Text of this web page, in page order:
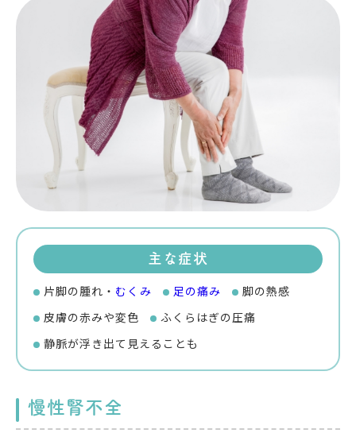
主な症状
片脚の腫れ・ むくみ 足の痛み
脚の熱感
皮膚の赤みや変色
ふくらはぎの圧痛
静脈が浮き出て見えることも
慢性腎不全